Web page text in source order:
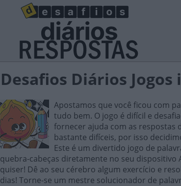
Desafios Diários
Apostamos que você ficou com
tudo bem. O jogo é difícil e
fornecer ajuda com as respostas
bastante difíceis, por isso
Este é um divertido jogo de
quebra-cabeças diretamente no seu
quiser! Dê ao seu cérebro algum exercício e
dias! Torne-se um mestre solucionador de